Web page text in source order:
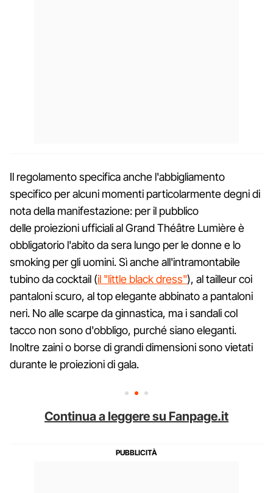
Il regolamento specifica anche l'abbigliamento
specifico per alcuni momenti particolarmente degni di
nota della manifestazione: per il pubblico
delle proiezioni ufficiali al Grand Théâtre Lumière è
obbligatorio l'abito da sera lungo per le donne e lo
smoking per gli uomini. Sì anche all'intramontabile
tubino da cocktail (il "little black dress"), al tailleur coi
pantaloni scuro, al top elegante abbinato a pantaloni
neri. No alle scarpe da ginnastica, ma i sandali col
tacco non sono d'obbligo, purché siano eleganti.
Inoltre zaini o borse di grandi dimensioni sono vietati
durante le proiezioni di gala.
Continua a leggere su Fanpage.it